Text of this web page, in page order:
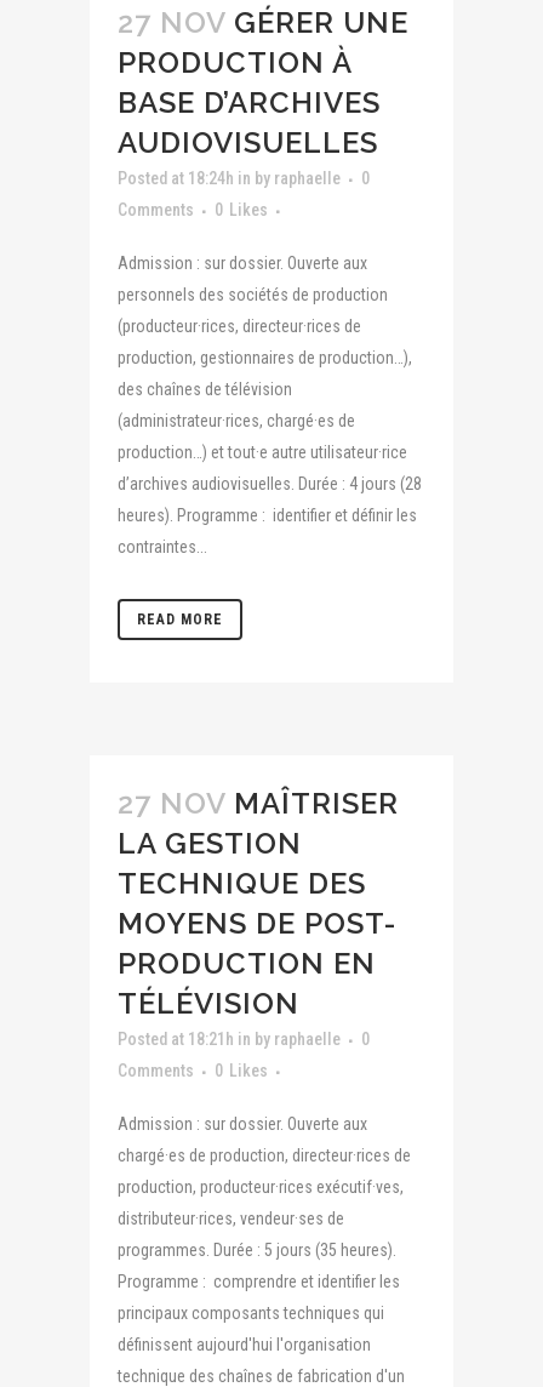
27 NOV GÉRER UNE
PRODUCTION À
BASE D’ARCHIVES
AUDIOVISUELLES
Posted at 18:24h in by raphaelle
0
Comments
0 Likes
Admission : sur dossier. Ouverte aux
personnels des sociétés de production
(producteur·rices, directeur·rices de
production, gestionnaires de production…),
des chaînes de télévision
(administrateur·rices, chargé·es de
production…) et tout·e autre utilisateur·rice
d’archives audiovisuelles. Durée : 4 jours (28
heures). Programme : identifier et définir les
contraintes...
READ MORE
27 NOV MAÎTRISER
LA GESTION
TECHNIQUE DES
MOYENS DE POST-
PRODUCTION EN
TÉLÉVISION
Posted at 18:21h in by raphaelle
0
Comments
0 Likes
Admission : sur dossier. Ouverte aux
chargé·es de production, directeur·rices de
production, producteur·rices exécutif·ves,
distributeur·rices, vendeur·ses de
programmes. Durée : 5 jours (35 heures).
Programme : comprendre et identifier les
principaux composants techniques qui
définissent aujourd'hui l'organisation
technique des chaînes de fabrication d'un